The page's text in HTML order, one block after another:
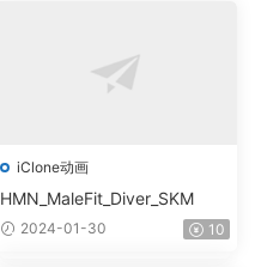
iClone动画
HMN_MaleFit_Diver_SKM
2024-01-30 10